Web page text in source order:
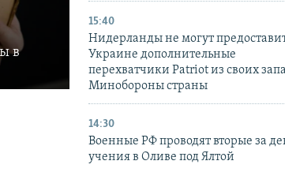
в
15:40
Нидерланды не могут
Украине дополнительные
перехватчики Patriot из своих
Минобороны страны
14:30
Военные РФ проводят вторые за
учения в Оливе под Ялтой